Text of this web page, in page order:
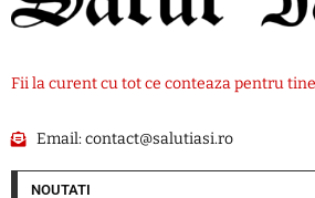
Fii la curent cu tot ce conteaza pentru tine
Email:contact@salutiasi.ro
NOUTATI